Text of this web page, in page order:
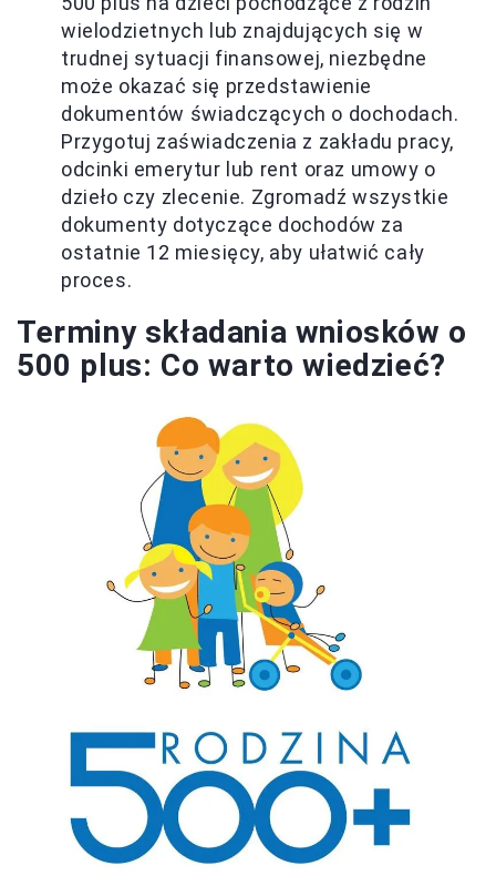
wielodzietnych lub znajdujących się w
trudnej sytuacji finansowej, niezbędne
może okazać się przedstawienie
dokumentów świadczących o dochodach.
Przygotuj zaświadczenia z zakładu pracy,
odcinki emerytur lub rent oraz umowy o
dzieło czy zlecenie. Zgromadź wszystkie
dokumenty dotyczące dochodów za
ostatnie 12 miesięcy, aby ułatwić cały
proces.
Terminy składania wniosków o
500 plus: Co warto wiedzieć?